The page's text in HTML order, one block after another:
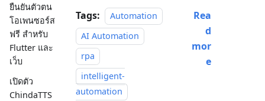
ยืนยันตัวตน
โอเพนซอร์ส
ฟรี สำหรับ
Flutter และ
เว็บ
เปิดตัว
ChindaTTS
Tags:
Automation
AI Automation
rpa
intelligent-
automation
Rea
d
mor
e